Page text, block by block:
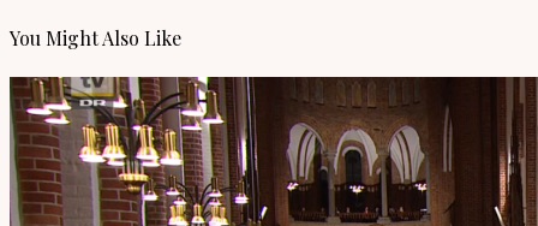
You Might Also Like